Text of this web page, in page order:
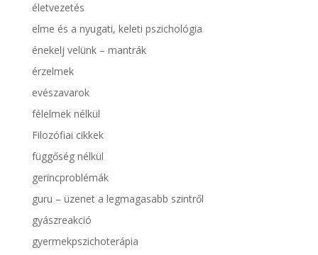
életvezetés
elme és a nyugati, keleti pszichológia
énekelj velünk – mantrák
érzelmek
evészavarok
félelmek nélkül
Filozófiai cikkek
függőség nélkül
gerincproblémák
guru – üzenet a legmagasabb szintről
gyászreakció
gyermekpszichoterápia